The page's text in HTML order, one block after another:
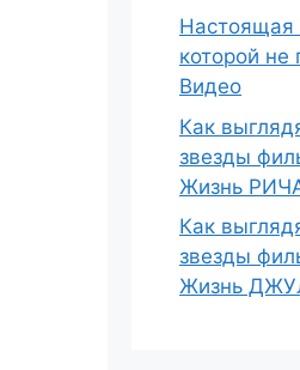
Настоящая
которой не
Видео
Как
звезды
Жизнь
Как
звезды
Жизнь